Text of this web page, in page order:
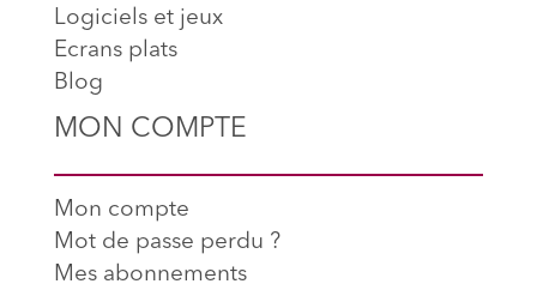
Logiciels et jeux
Ecrans plats
Blog
MON COMPTE
Mon compte
Mot de passe perdu ?
Mes abonnements